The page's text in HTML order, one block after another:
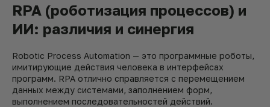
RPA (роботизация процессов) и
ИИ: различия и синергия
Robotic Process Automation — это программные роботы,
имитирующие действия человека в интерфейсах
программ. RPA отлично справляется с перемещением
данных между системами, заполнением форм,
выполнением последовательностей действий.